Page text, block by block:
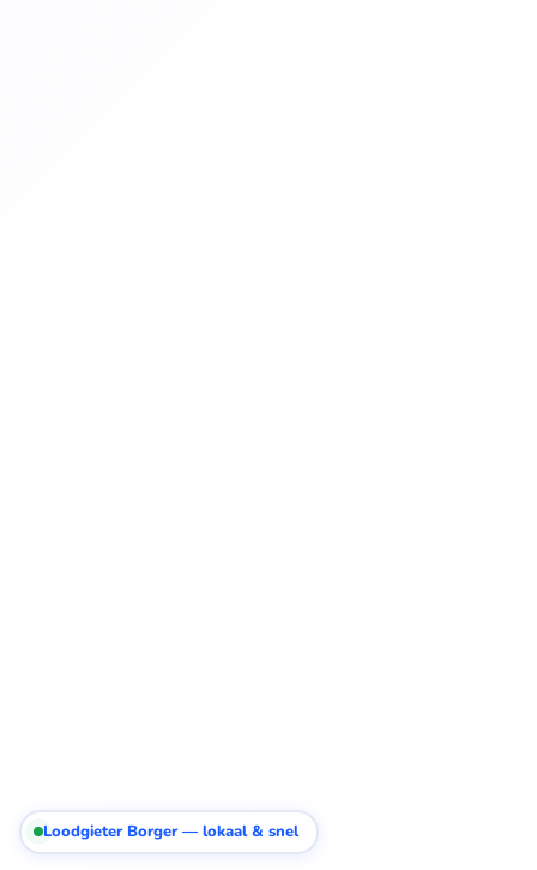
Loodgieter Borger — lokaal & snel